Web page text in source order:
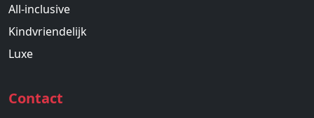
All-inclusive
Kindvriendelijk
Luxe
Contact